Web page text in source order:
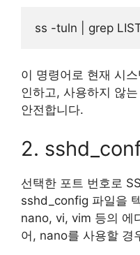
이 명령어로 현재 시
인하고, 사용하지 않
안전합니다.
2.
선택한 포트 번호로
sshd_config 파일을
nano, vi, vim 등의 에
어, nano를 사용할 경